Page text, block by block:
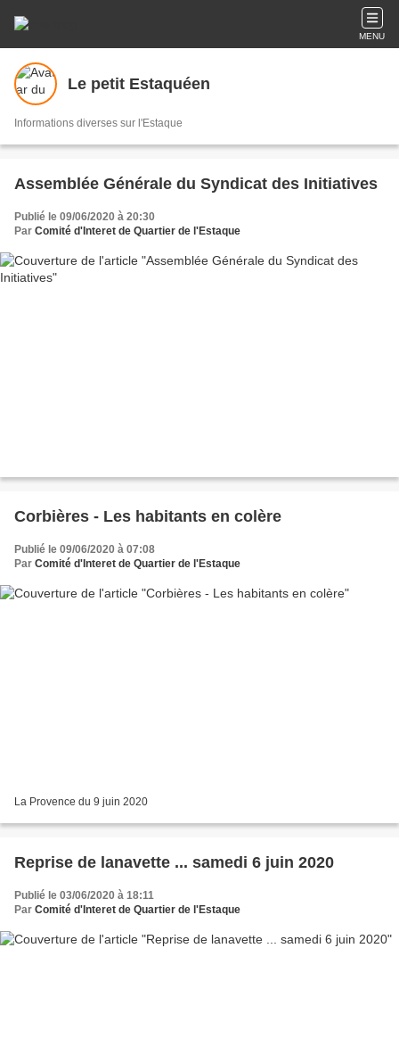
MENU
Le petit Estaquéen
Informations diverses sur l'Estaque
Assemblée Générale du Syndicat des Initiatives
Publié le 09/06/2020 à 20:30
Par Comité d'Interet de Quartier de l'Estaque
Corbières - Les habitants en colère
Publié le 09/06/2020 à 07:08
Par Comité d'Interet de Quartier de l'Estaque
La Provence du 9 juin 2020
Reprise de lanavette ... samedi 6 juin 2020
Publié le 03/06/2020 à 18:11
Par Comité d'Interet de Quartier de l'Estaque